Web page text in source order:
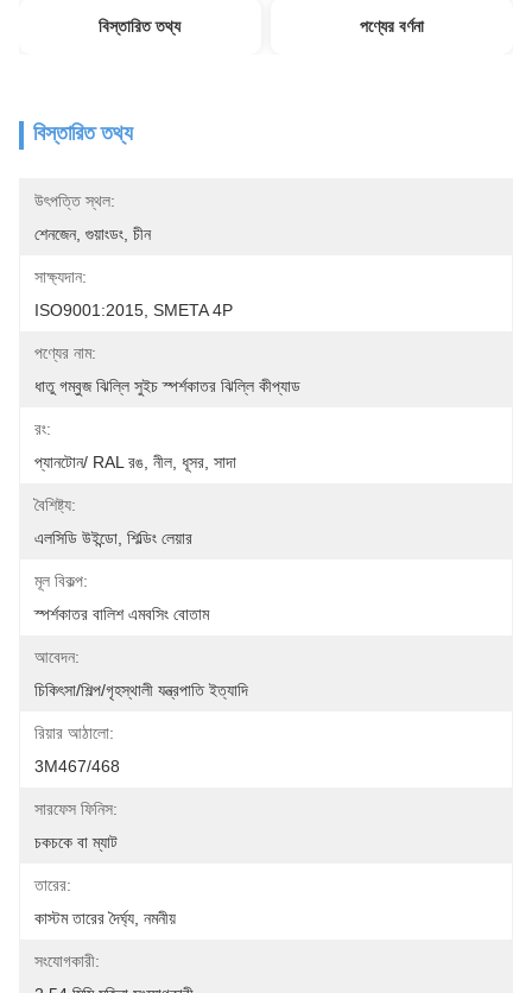
বিস্তারিত তথ্য পণ্যের বর্ণনা
বিস্তারিত তথ্য
উৎপত্তি স্থল:
শেনজেন, গুয়াংডং, চীন
সাক্ষ্যদান:
ISO9001:2015, SMETA 4P
পণ্যের নাম:
ধাতু গম্বুজ ঝিল্লি সুইচ স্পর্শকাতর ঝিল্লি কীপ্যাড
রং:
প্যানটোন/ RAL রঙ, নীল, ধূসর, সাদা
বৈশিষ্ট্য:
এলসিডি উইন্ডো, শিল্ডিং লেয়ার
মূল বিকল্প:
স্পর্শকাতর বালিশ এমবসিং বোতাম
আবেদন:
চিকিৎসা/শিল্প/গৃহস্থালী যন্ত্রপাতি ইত্যাদি
রিয়ার আঠালো:
3M467/468
সারফেস ফিনিস:
চকচকে বা ম্যাট
তারের:
কাস্টম তারের দৈর্ঘ্য, নমনীয়
সংযোগকারী: